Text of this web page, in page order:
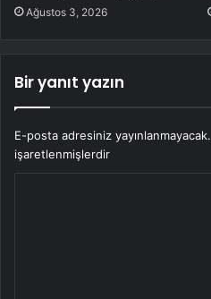
Ağustos 3, 2026
Bir yanıt yazın
E-posta adresiniz yayınlanmayacak.
işaretlenmişlerdir